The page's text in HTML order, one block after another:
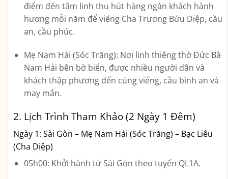
điểm đến tâm linh thu hút hàng ngàn khách hành
hương mỗi năm để viếng Cha Trương Bửu Diệp, cầu
an, cầu phúc.
Mẹ Nam Hải (Sóc Trăng): Nơi linh thiêng thờ Đức Bà
Nam Hải bên bờ biển, được nhiều người dân và
khách thập phương đến cúng viếng, cầu bình an và
may mắn.
2. Lịch Trình Tham Khảo (2 Ngày 1 Đêm)
Ngày 1: Sài Gòn – Mẹ Nam Hải (Sóc Trăng) – Bạc Liêu
(Cha Diệp)
05h00: Khởi hành từ Sài Gòn theo tuyến QL1A.